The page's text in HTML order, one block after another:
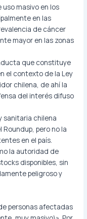
masivo en los
en las
de cáncer
mayor en las zonas
que constituye
el contexto de la Ley
chilena, de ahí la
del interés difuso
sanitaria chilena
pero no la
en el país.
la autoridad de
disponibles, sin
peligroso y
personas afectadas